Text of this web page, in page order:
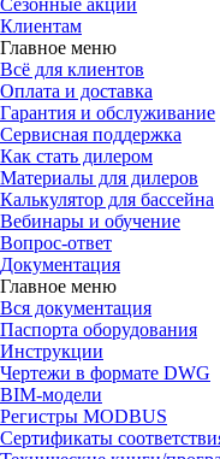
Сезонные акции
Клиентам
Главное меню
Всё для клиентов
Оплата и доставка
Гарантия и обслуживание
Сервисная поддержка
Как стать дилером
Материалы для дилеров
Калькулятор для бассейна
Вебинары и обучение
Вопрос-ответ
Документация
Главное меню
Вся документация
Паспорта оборудования
Инструкции
Чертежи в формате DWG
BIM-модели
Регистры MODBUS
Сертификаты